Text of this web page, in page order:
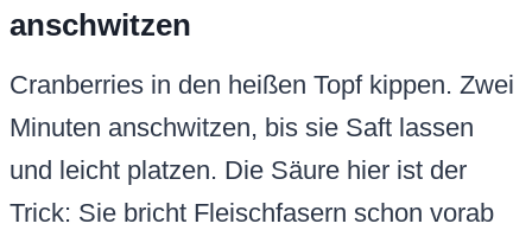
anschwitzen
Cranberries in den heißen Topf kippen. Zwei
Minuten anschwitzen, bis sie Saft lassen
und leicht platzen. Die Säure hier ist der
Trick: Sie bricht Fleischfasern schon vorab